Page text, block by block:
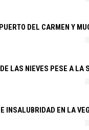
DEL CARMEN Y
LAS NIEVES PESE A LA
INSALUBRIDAD EN LA